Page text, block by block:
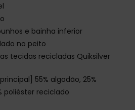
e bainha inferior
no peito
tecidas recicladas Quiksilver
55% algodão, 25%
poliéster reciclado